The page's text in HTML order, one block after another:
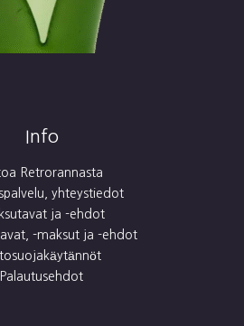
Info
Retrorannasta
yhteystiedot
ja -ehdot
-maksut ja -ehdot
Palautusehdot